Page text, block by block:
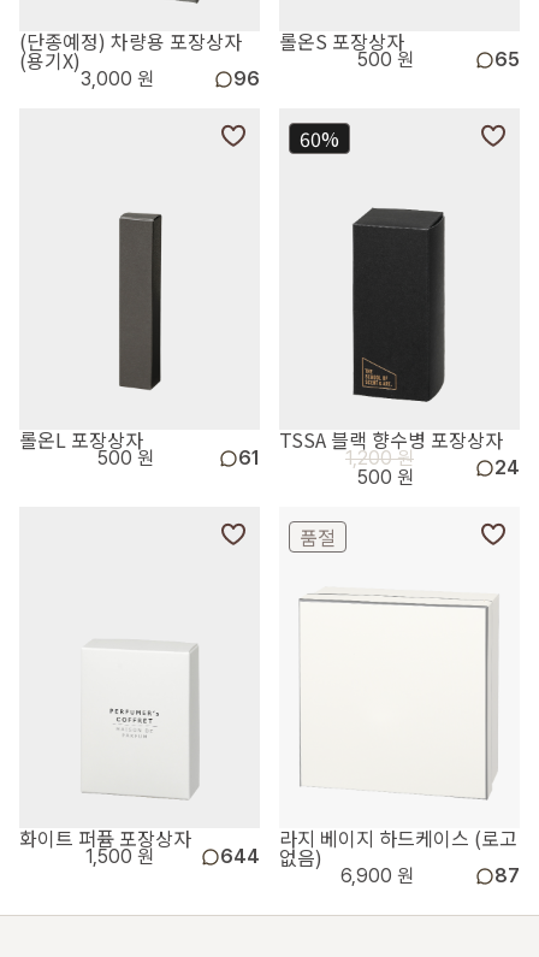
(단종예정) 차량용 포장상자
(용기X)
3,000 원 96
롤온S 포장상자
500 원 65
롤온L 포장상자
500 원 61
60%
TSSA 블랙 향수병 포장상자
1,200 원
500 원
24
화이트 퍼퓸 포장상자
1,500 원 644
품절
라지 베이지 하드케이스 (로고
없음)
6,900 원 87